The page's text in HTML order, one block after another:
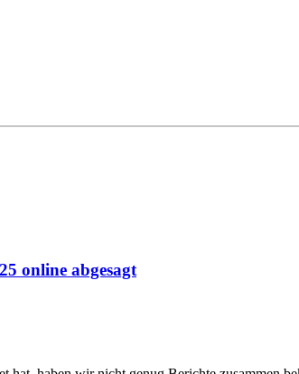
online abgesagt